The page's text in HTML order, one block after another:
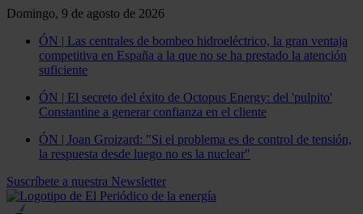
Domingo, 9 de agosto de 2026
ÓN | Las centrales de bombeo hidroeléctrico, la gran ventaja
competitiva en España a la que no se ha prestado la atención
suficiente
ÓN | El secreto del éxito de Octopus Energy: del 'pulpito'
Constantine a generar confianza en el cliente
ÓN | Joan Groizard: "Si el problema es de control de tensión,
la respuesta desde luego no es la nuclear"
Suscríbete a nuestra Newsletter